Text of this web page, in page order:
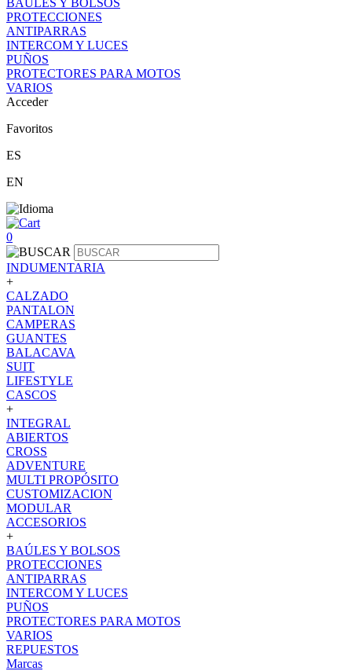
BAÚLES Y BOLSOS
PROTECCIONES
ANTIPARRAS
INTERCOM Y LUCES
PUÑOS
PROTECTORES PARA MOTOS
VARIOS
Acceder
Favoritos
ES
EN
0
INDUMENTARIA
+
CALZADO
PANTALON
CAMPERAS
GUANTES
BALACAVA
SUIT
LIFESTYLE
CASCOS
+
INTEGRAL
ABIERTOS
CROSS
ADVENTURE
MULTI PROPÓSITO
CUSTOMIZACION
MODULAR
ACCESORIOS
+
BAÚLES Y BOLSOS
PROTECCIONES
ANTIPARRAS
INTERCOM Y LUCES
PUÑOS
PROTECTORES PARA MOTOS
VARIOS
REPUESTOS
Marcas